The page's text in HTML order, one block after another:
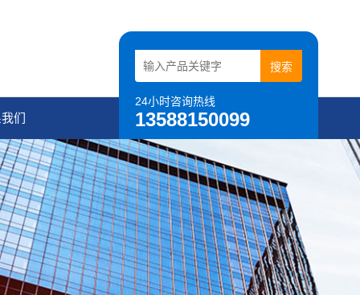
24小时咨询热线
13588150099
们